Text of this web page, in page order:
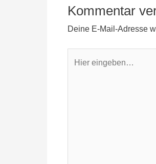
Kommentar
Deine E-Mail-Adresse